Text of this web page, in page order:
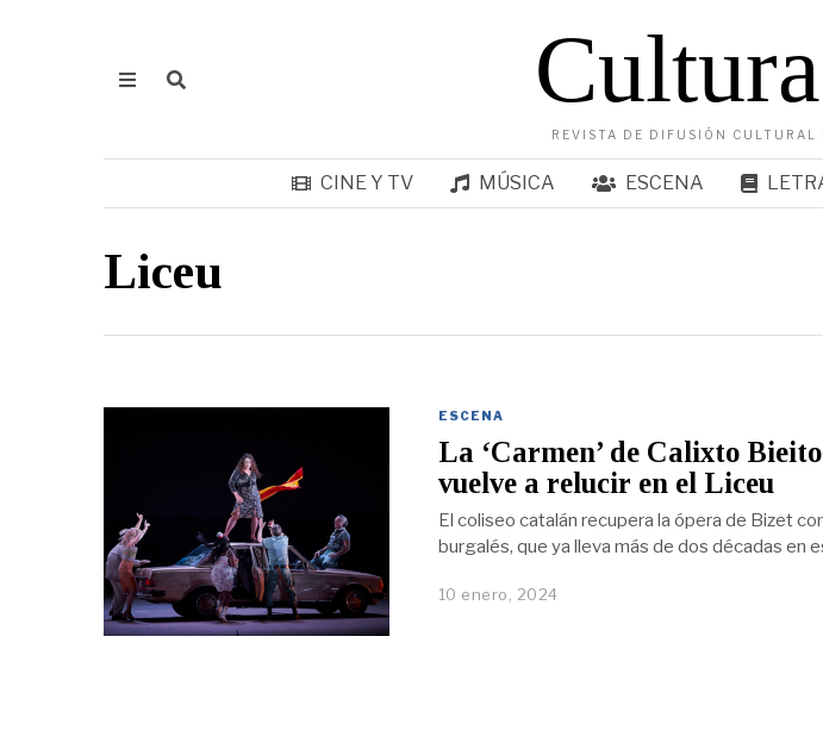
REVISTA DE DIFUSIÓN CULTURAL
CINE Y TV MÚSICA ESCENA
Liceu
ESCENA
La ‘Carmen’ de Calixto
vuelve a relucir en el Liceu
El coliseo catalán recupera la ópera de Bizet
burgalés, que ya lleva más de dos décadas en
10 enero, 2024